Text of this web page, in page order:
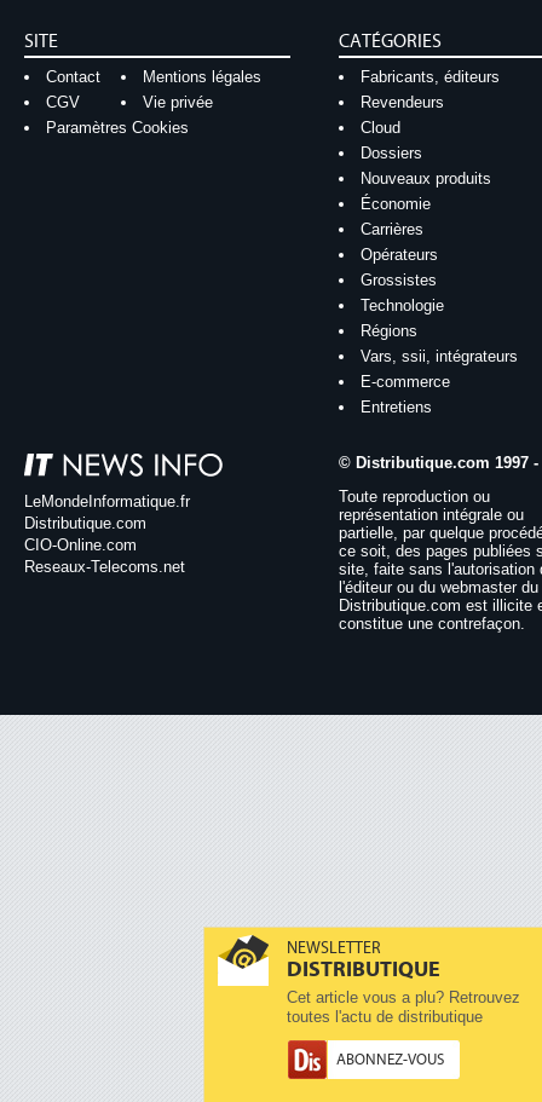
NEWSLETTER
DISTRIBUTIQUE
Cet article vous a plu? Retrouvez
toutes l'actu de distributique
ABONNEZ-VOUS
SITE
Contact
Mentions légales
CGV
Vie privée
Paramètres Cookies
CATÉGORIES
Fabricants, éditeurs
Revendeurs
Cloud
Dossiers
Nouveaux produits
Économie
Carrières
Opérateurs
Grossistes
Technologie
Régions
Vars, ssii, intégrateurs
E-commerce
Entretiens
LeMondeInformatique.fr
Distributique.com
CIO-Online.com
Reseaux-Telecoms.net
© Distributique.com 1997 -
Toute reproduction ou
représentation intégrale ou
partielle, par quelque
ce soit, des pages publiées
site, faite sans l'autorisation
l'éditeur ou du webmaster
Distributique.com est illicite
constitue une contrefaçon.